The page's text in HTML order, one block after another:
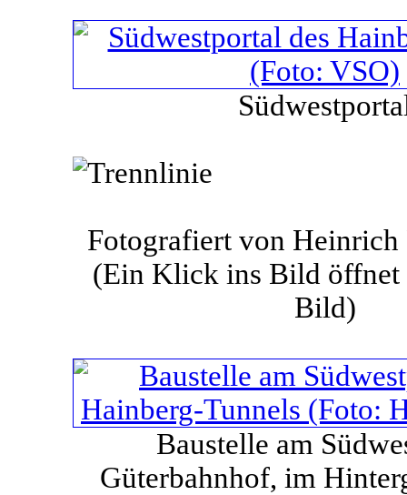
Fotografiert von
(Ein Klick ins Bild öffnet
Bild)
Baustelle am
Güterbahnhof, im